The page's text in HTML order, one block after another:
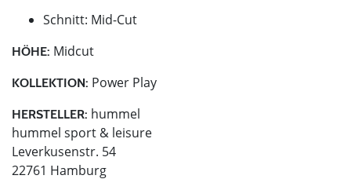
Schnitt: Mid-Cut
HÖHE: Midcut
KOLLEKTION: Power Play
HERSTELLER: hummel
hummel sport & leisure
Leverkusenstr. 54
22761 Hamburg